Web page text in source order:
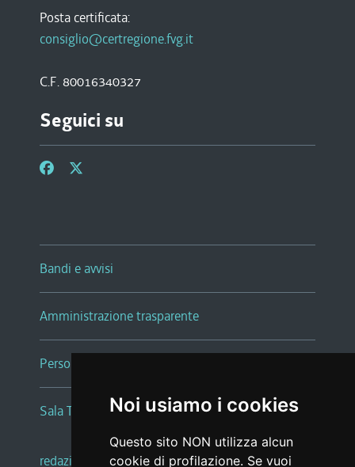
Noi usiamo i cookies
Questo sito NON utilizza alcun
cookie di profilazione. Se vuoi
Posta certificata:
consiglio@certregione.fvg.it
C.F. 80016340327
Seguici su
Bandi e avvisi
Amministrazione trasparente
Persone e Uffici
Sala Tiziano Tessitori
redazione web |note legali |glossario